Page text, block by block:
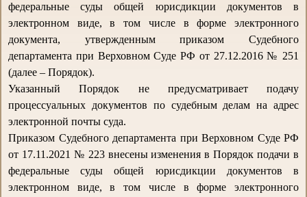
федеральные суды общей юрисдикции документов в
электронном виде, в том числе в форме электронного
документа, утвержденным приказом Судебного
департамента при Верховном Суде РФ от 27.12.2016 № 251
(далее – Порядок).
Указанный Порядок не предусматривает подачу
процессуальных документов по судебным делам на адрес
электронной почты суда.
Приказом Судебного департамента при Верховном Суде РФ
от 17.11.2021 № 223 внесены изменения в Порядок подачи в
федеральные суды общей юрисдикции документов в
электронном виде, в том числе в форме электронного